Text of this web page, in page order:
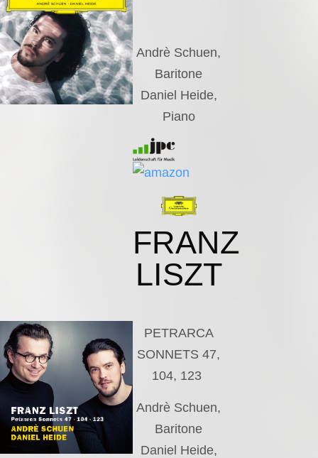
Andrè Schuen,
Baritone
Daniel Heide,
Piano
FRANZ
LISZT
PETRARCA
SONNETS 47,
104, 123
Andrè Schuen,
Baritone
Daniel Heide,